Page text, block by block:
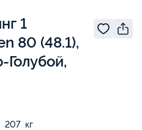
1
80 (48.1),
Голубой,
207 кг